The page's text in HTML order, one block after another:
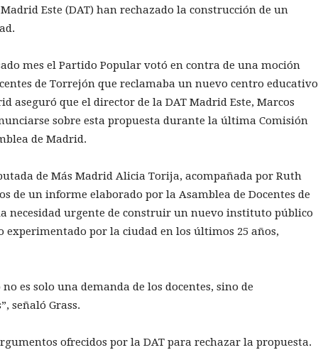
Este (DAT) han rechazado la construcción de un
mes el Partido Popular votó en contra de una moción
de Torrejón que reclamaba un nuevo centro educativo
aseguró que el director de la DAT Madrid Este, Marcos
sobre esta propuesta durante la última Comisión
de Madrid.
de Más Madrid Alicia Torija, acompañada por Ruth
de un informe elaborado por la Asamblea de Docentes de
necesidad urgente de construir un nuevo instituto público
por la ciudad en los últimos 25 años,
es solo una demanda de los docentes, sino de
señaló Grass.
ofrecidos por la DAT para rechazar la propuesta.